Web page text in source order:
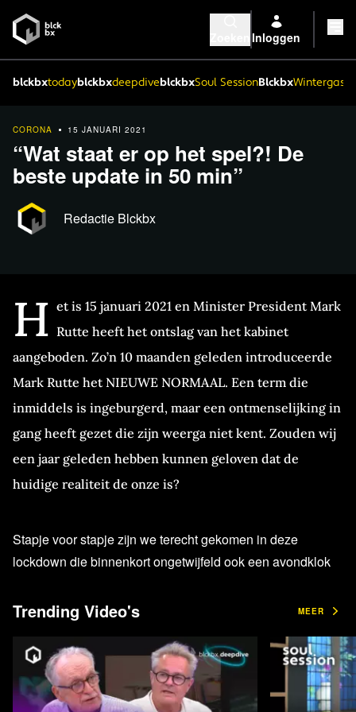
Inloggen
blckbxtodayblckbxdeepdiveblckbxSoul SessionBlckbx
CORONA 15 JANUARI 2021
“Wat staat er op het spel?! De
beste update in 50 min”
Redactie Blckbx
H et is 15 januari 2021 en Minister President Mark
Rutte heeft het ontslag van het kabinet
aangeboden. Zo’n 10 maanden geleden introduceerde
Mark Rutte het NIEUWE NORMAAL. Een term die
inmiddels is ingeburgerd, maar een ontmenselijking in
gang heeft gezet die zijn weerga niet kent. Zouden wij
een jaar geleden hebben kunnen geloven dat de
huidige realiteit de onze is?
Stapje voor stapje zijn we terecht gekomen in deze
lockdown die binnenkort ongetwijfeld ook een avondklok
tweede wereldoorlog en die staat voor "groot gevaar".
En omdat het allemaal zo snel gaat en we soms het
overzicht kwijt dreigen te raken is het goed om weer eens
alles op een rij te zetten en dat doen we met de Britse
Trending Video's MEER